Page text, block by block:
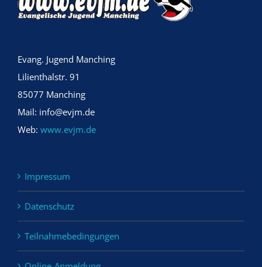
Evang. Jugend Manching
Lilienthalstr. 91
85077 Manching
Mail: info@evjm.de
Web: www.evjm.de
Impressum
Datenschutz
Teilnahmebedingungen